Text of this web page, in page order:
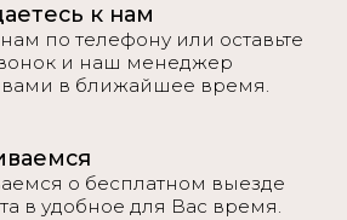
к нам
по телефону или оставьте
и наш менеджер
вами в ближайшее время.
о бесплатном выезде
в удобное для Вас время.